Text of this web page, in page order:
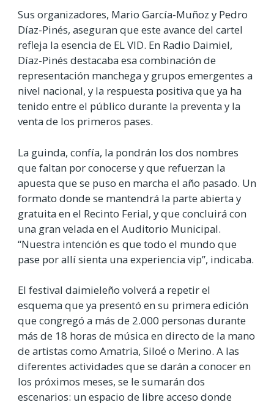
Sus organizadores, Mario García-Muñoz y Pedro
Díaz-Pinés, aseguran que este avance del cartel
refleja la esencia de EL VID. En Radio Daimiel,
Díaz-Pinés destacaba esa combinación de
representación manchega y grupos emergentes a
nivel nacional, y la respuesta positiva que ya ha
tenido entre el público durante la preventa y la
venta de los primeros pases.
La guinda, confía, la pondrán los dos nombres
que faltan por conocerse y que refuerzan la
apuesta que se puso en marcha el año pasado. Un
formato donde se mantendrá la parte abierta y
gratuita en el Recinto Ferial, y que concluirá con
una gran velada en el Auditorio Municipal.
“Nuestra intención es que todo el mundo que
pase por allí sienta una experiencia vip”, indicaba.
El festival daimieleño volverá a repetir el
esquema que ya presentó en su primera edición
que congregó a más de 2.000 personas durante
más de 18 horas de música en directo de la mano
de artistas como Amatria, Siloé o Merino. A las
diferentes actividades que se darán a conocer en
los próximos meses, se le sumarán dos
escenarios: un espacio de libre acceso donde